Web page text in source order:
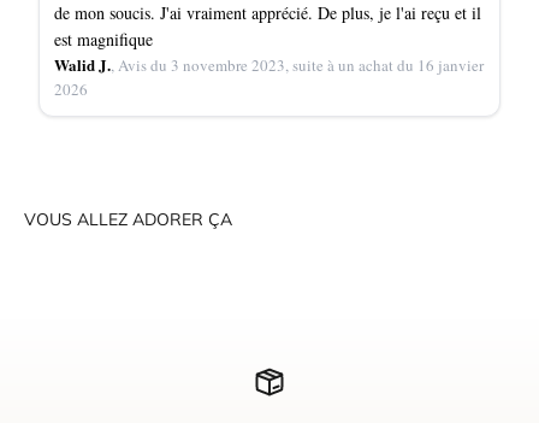
de mon soucis. J'ai vraiment apprécié. De plus, je l'ai reçu et il
est magnifique
Walid J., Avis du 3 novembre 2023, suite à un achat du 16 janvier
2026
VOUS ALLEZ ADORER ÇA